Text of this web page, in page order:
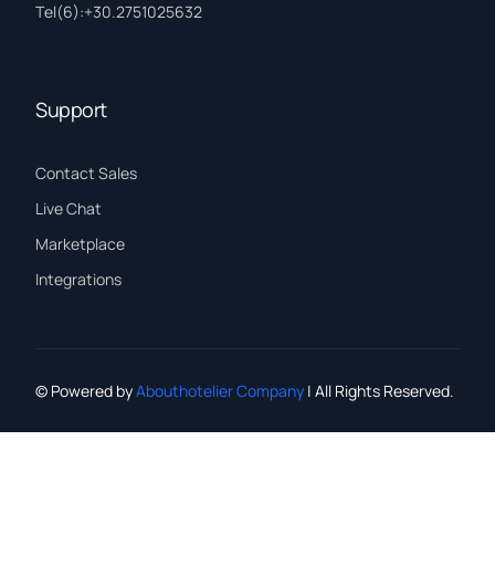
Τel(6):+30.2751025632
Support
Contact Sales
Live Chat
Marketplace
Integrations
© Powered byAbouthotelier Company | All Rights Reserved.